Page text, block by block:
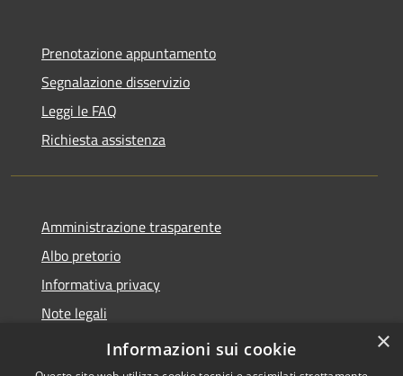
Prenotazione appuntamento
Segnalazione disservizio
Leggi le FAQ
Richiesta assistenza
Amministrazione trasparente
Albo pretorio
Informativa privacy
Note legali
Dichiarazione di accessibilità
×
Informazioni sui cookie